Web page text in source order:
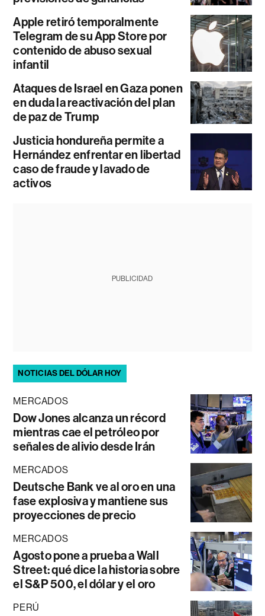
Apple retiró temporalmente
Telegram de su App Store por
contenido de abuso sexual
infantil
Ataques de Israel en Gaza ponen
en duda la reactivación del plan
de paz de Trump
Justicia hondureña permite a
Hernández enfrentar en libertad
caso de fraude y lavado de
activos
PUBLICIDAD
NOTICIAS DEL DÓLAR HOY
MERCADOS
Dow Jones alcanza un récord
mientras cae el petróleo por
señales de alivio desde Irán
MERCADOS
Deutsche Bank ve al oro en una
fase explosiva y mantiene sus
proyecciones de precio
MERCADOS
Agosto pone a prueba a Wall
Street: qué dice la historia sobre
el S&P 500, el dólar y el oro
PERÚ